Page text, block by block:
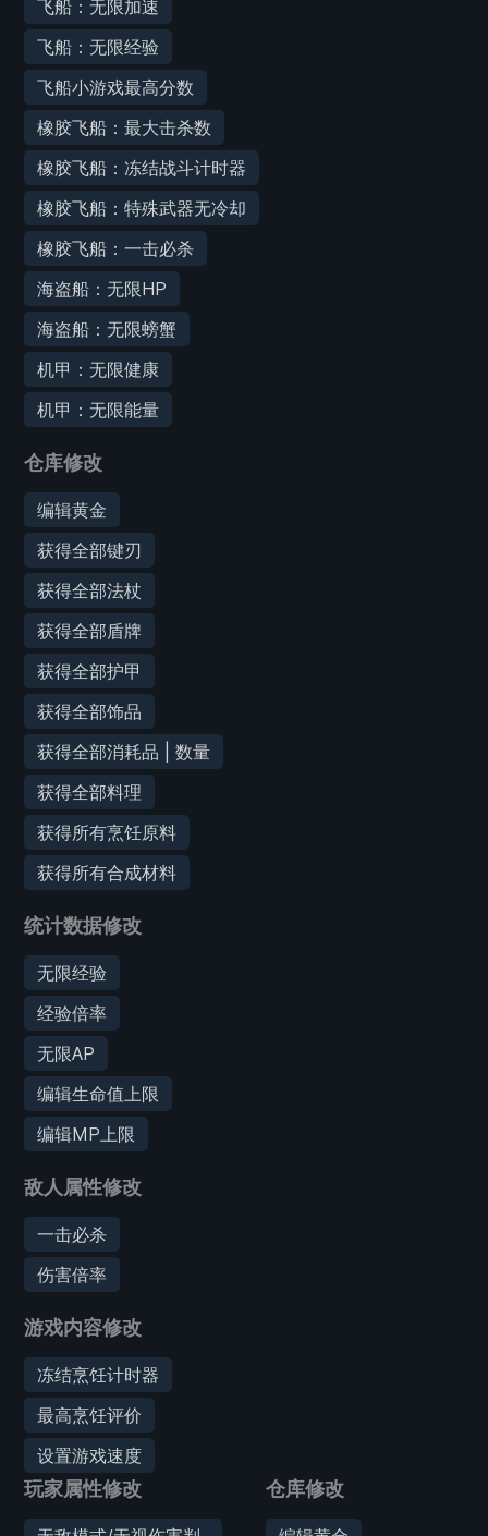
飞船：无限加速
飞船：无限经验
飞船小游戏最高分数
橡胶飞船：最大击杀数
橡胶飞船：冻结战斗计时器
橡胶飞船：特殊武器无冷却
橡胶飞船：一击必杀
海盗船：无限HP
海盗船：无限螃蟹
机甲：无限健康
机甲：无限能量
仓库修改
编辑黄金
获得全部键刃
获得全部法杖
获得全部盾牌
获得全部护甲
获得全部饰品
获得全部消耗品 | 数量
获得全部料理
获得所有烹饪原料
获得所有合成材料
统计数据修改
无限经验
经验倍率
无限AP
编辑生命值上限
编辑MP上限
敌人属性修改
一击必杀
伤害倍率
游戏内容修改
冻结烹饪计时器
最高烹饪评价
设置游戏速度
玩家属性修改 仓库修改